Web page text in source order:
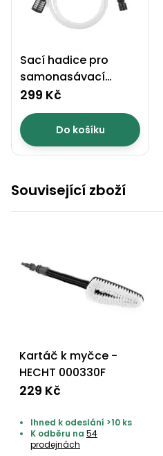
Sací hadice pro
samonasávací
myčky - 0000324
299 Kč
Do košíku
Související zboží
Kartáč k myčce -
HECHT 000330F
229 Kč
Ihned k odeslání >10 ks
K odběru na 54
prodejnách